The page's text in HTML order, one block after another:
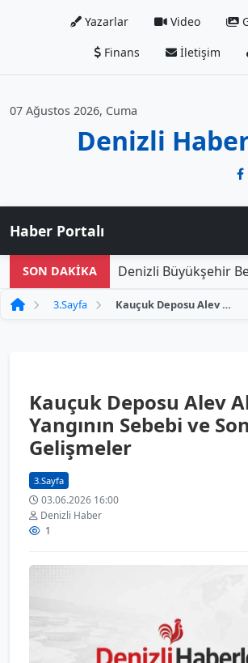
Yazarlar Video
Finans
İletişim
07 Ağustos 2026, Cuma
Denizli
Haber Portalı
SON DAKİKA Denizli Büyükşehir
3.Sayfa Kauçuk Deposu Alev Alev: Yangının Sebebi ve Son Gelişmeler
Kauçuk Deposu Alev
Yangının Sebebi ve Son
Gelişmeler
3.Sayfa
03.06.2026 16:00
Denizli Haber
1